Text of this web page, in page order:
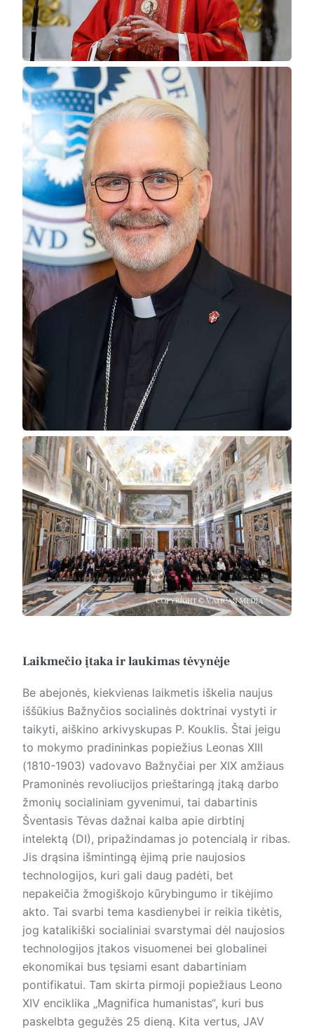
Laikmečio įtaka ir laukimas tėvynėje
Be abejonės, kiekvienas laikmetis iškelia naujus
iššūkius Bažnyčios socialinės doktrinai vystyti ir
taikyti, aiškino arkivyskupas P. Kouklis. Štai jeigu
to mokymo pradininkas popiežius Leonas XIII
(1810-1903) vadovavo Bažnyčiai per XIX amžiaus
Pramoninės revoliucijos prieštaringą įtaką darbo
žmonių socialiniam gyvenimui, tai dabartinis
Šventasis Tėvas dažnai kalba apie dirbtinį
intelektą (DI), pripažindamas jo potencialą ir ribas.
Jis drąsina išmintingą ėjimą prie naujosios
technologijos, kuri gali daug padėti, bet
nepakeičia žmogiškojo kūrybingumo ir tikėjimo
akto. Tai svarbi tema kasdienybei ir reikia tikėtis,
jog katalikiški socialiniai svarstymai dėl naujosios
technologijos įtakos visuomenei bei globalinei
ekonomikai bus tęsiami esant dabartiniam
pontifikatui. Tam skirta pirmoji popiežiaus Leono
XIV enciklika „Magnifica humanistas“, kuri bus
paskelbta gegužės 25 dieną. Kita vertus, JAV